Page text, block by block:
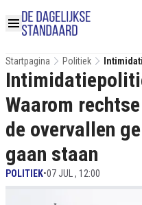
Startpagina Politiek
Rechtse
Waarom
de overvallen
gaan staan
POLITIEK•07 JUL , 12:00